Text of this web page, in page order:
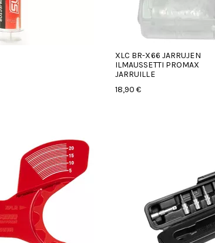
XLC BR-X66 JARRUJEN
ILMAUSSETTI PROMAX
JARRUILLE
18,90 €